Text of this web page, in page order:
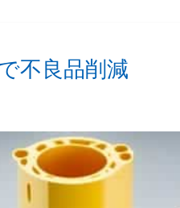
不良品削減